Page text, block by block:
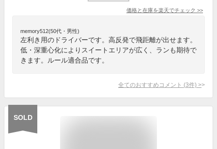
価格と在庫を楽天でチェック >>
memory512(50代・男性)
左利き用のドライバーです。高反発で飛距離が出せます。
低・深重心化によりスイートエリアが広く、ランも期待で
きます。ルール適合品です。
全てのおすすめコメント (3件) >
SOLD